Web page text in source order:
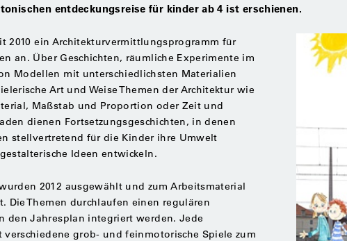
entdeckungsreise für kinder ab 4 ist erschienen.
2010 ein Architekturvermittlungsprogramm für
an. Über Geschichten, räumliche Experimente im
Modellen mit unterschiedlichsten Materialien
Art und Weise Themen der Architektur wie
Maßstab und Proportion oder Zeit und
dienen Fortsetzungsgeschichten, in denen
stellvertretend für die Kinder ihre Umwelt
Ideen entwickeln.
2012 ausgewählt und zum Arbeitsmaterial
Die Themen durchlaufen einen regulären
den Jahresplan integriert werden. Jede
grob- und feinmotorische Spiele zum